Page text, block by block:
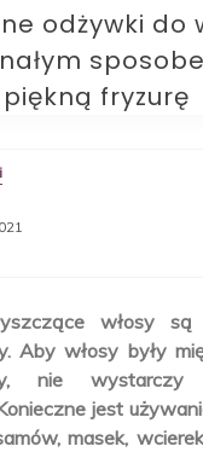
odżywki do
piękną fryzurę
włosy są
Aby włosy były
nie wystarczy
jest
masek,